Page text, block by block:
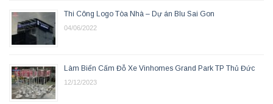
Thi Công Logo Tòa Nhà – Dự án Blu Sai Gon
04/06/2022
Làm Biển Cấm Đỗ Xe Vinhomes Grand Park TP Thủ Đức
12/12/2023